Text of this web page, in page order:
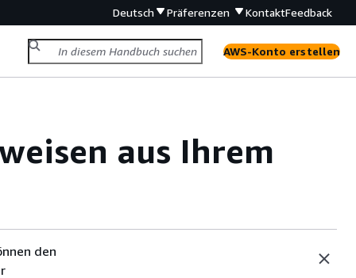
Deutsch Präferenzen KontaktFeedback
AWS-Konto erstellen
aus Ihrem
den